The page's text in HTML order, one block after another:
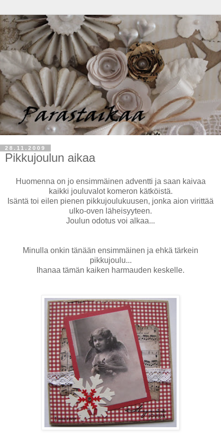
28.11.2009
Pikkujoulun aikaa
Huomenna on jo ensimmäinen adventti ja saan kaivaa
kaikki jouluvalot komeron kätköistä.
Isäntä toi eilen pienen pikkujoulukuusen, jonka aion virittää
ulko-oven läheisyyteen.
Joulun odotus voi alkaa...
Minulla onkin tänään ensimmäinen ja ehkä tärkein
pikkujoulu...
Ihanaa tämän kaiken harmauden keskelle.